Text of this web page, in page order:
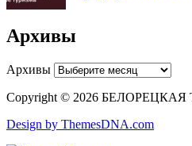
Архивы
Архивы
Copyright © 2026
Design by ThemesDNA.com